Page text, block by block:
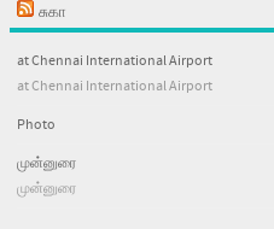
சுகா
at Chennai International Airport
at Chennai International Airport
Photo
முன்னுரை
முன்னுரை